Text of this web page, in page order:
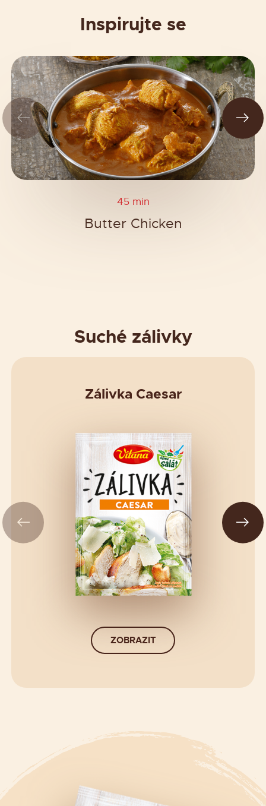
Inspirujte se
45 min
Butter Chicken
Suché zálivky
Zálivka Caesar
ZOBRAZIT